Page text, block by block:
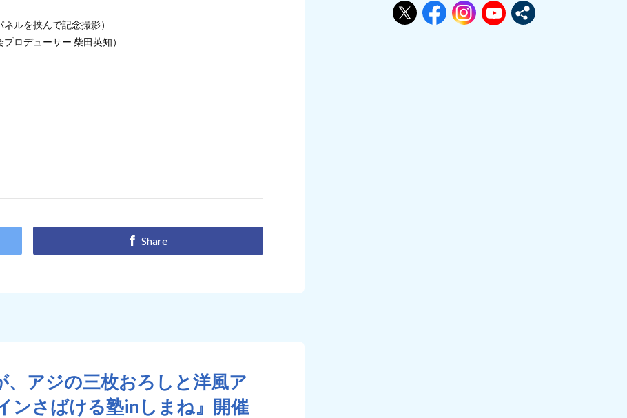
ルを挟んで記念撮影）
ロデューサー 柴田英知）
Share
、アジの三枚おろしと洋風ア
ンさばける塾inしまね』開催